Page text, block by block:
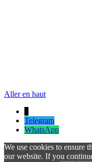
Aller en haut
Telegram
WhatsApp
We use cookies to ensure
our website. If you